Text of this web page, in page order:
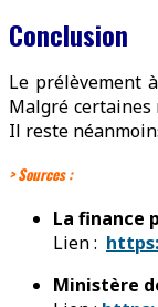
Conclusion
Le prélèvement
Malgré
Il reste
> Sources :
La finance
Lien :
Ministère